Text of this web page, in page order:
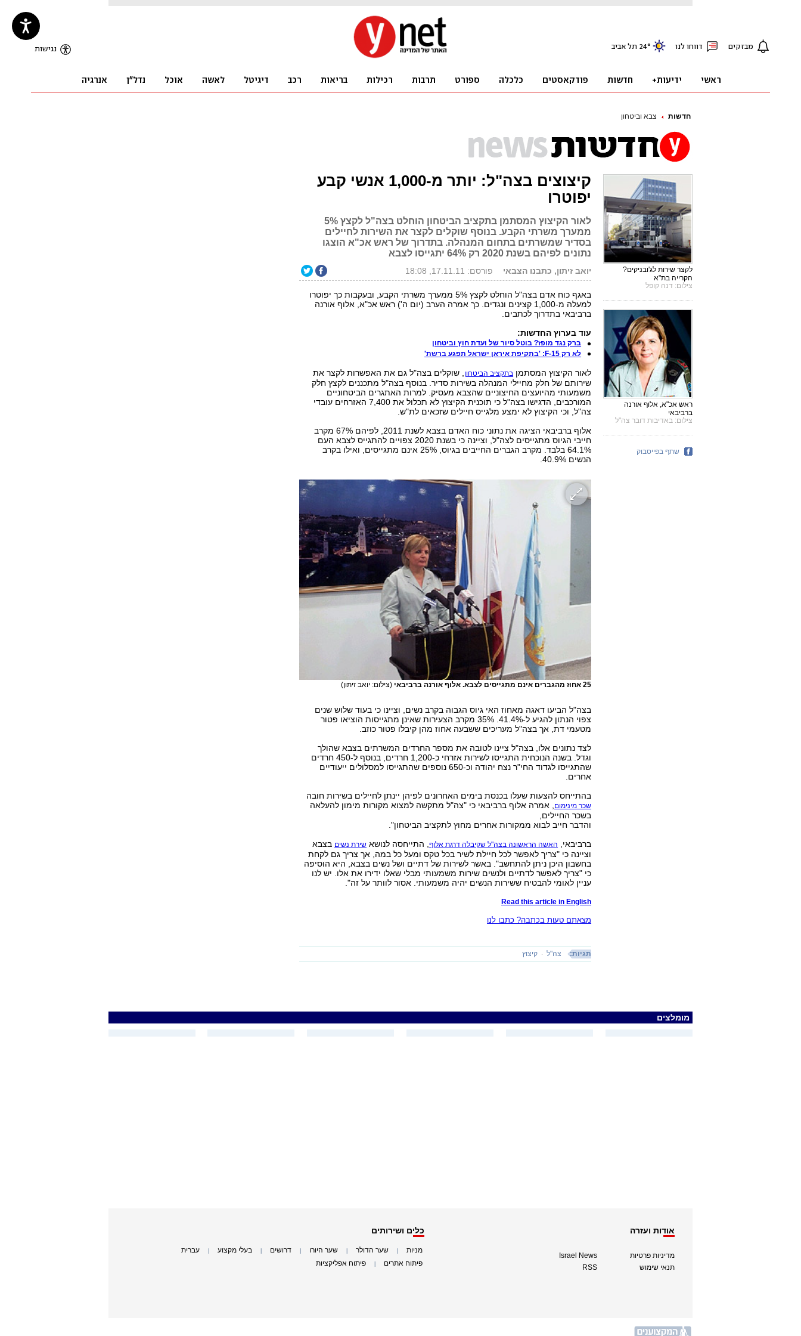
חדשות צבא וביטחון
קיצוצים בצה"ל: יותר מ-1,000 אנשי קבע
יפוטרו
לאור הקיצוץ המסתמן בתקציב הביטחון הוחלט בצה"ל לקצץ 5%
ממערך משרתי הקבע. בנוסף שוקלים לקצר את השירות לחיילים
בסדיר שמשרתים בתחום המנהלה. בתדרוך של ראש אכ"א הוצגו
נתונים לפיהם בשנת 2020 רק 64% יתגייסו לצבא
יואב זיתון, כתבנו הצבאי פורסם: 17.11.11, 18:08
באגף כוח אדם בצה"ל הוחלט לקצץ 5% ממערך משרתי הקבע, ובעקבות כך יפוטרו
למעלה מ-1,000 קצינים ונגדים. כך אמרה הערב (יום ה') ראש אכ"א, אלוף אורנה
ברביבאי בתדרוך לכתבים.
עוד בערוץ החדשות:
ברק נגד מופז? בוטל סיור של ועדת חוץ וביטחון
לא רק 15-F: 'בתקיפת איראן ישראל תפגע ברשת'
לאור הקיצוץ המסתמן בתקציב הביטחון
, שוקלים בצה"ל גם את האפשרות לקצר את
שירותם של חלק מחיילי המנהלה בשירות סדיר. בנוסף בצה"ל מתכננים לקצץ חלק
משמעותי מהיועצים החיצוניים שהצבא מעסיק. למרות האתגרים הביטחוניים
המורכבים, הדגישו בצה"ל כי תוכנית הקיצוץ לא תכלול את 7,400 האזרחים עובדי
צה"ל, וכי הקיצוץ לא ימצע מלגייס חיילים שזכאים לת"ש.
אלוף ברביבאי הציגה את נתוני כוח האדם בצבא לשנת 2011, לפיהם 67% מקרב
חייבי הגיוס מתגייסים לצה"ל, וציינה כי בשנת 2020 צפויים להתגייס לצבא העם
64.1% בלבד. מקרב הגברים החייבים בגיוס, 25% אינם מתגייסים, ואילו בקרב
הנשים 40.9%.
25 אחוז מהגברים אינם מתגייסים לצבא. אלוף אורנה ברביבאי (צילום: יואב זיתון)
בצה"ל הביעו דאגה מאחוז האי גיוס הגבוה בקרב נשים, וציינו כי בעוד שלוש שנים
צפוי הנתון להגיע ל-41.4%. 35% מקרב הצעירות שאינן מתגייסות הוציאו פטור
מטעמי דת, אך בצה"ל מעריכים ששבעה אחוז מהן קיבלו פטור כוזב.
לצד נתונים אלו, בצה"ל ציינו לטובה את מספר החרדים המשרתים בצבא שהולך
וגדל. בשנה הנוכחית התגייסו לשירות אזרחי כ-1,200 חרדים, בנוסף ל-450 חרדים
שהתגייסו לגדוד החי"ר נצח יהודה וכ-650 נוספים שהתגייסו למסלולים ייעודיים
אחרים.
בהתייחס להצעות שעלו בכנסת בימים האחרונים לפיהן יינתן לחיילים בשירות חובה
שכר מינימום, אמרה אלוף ברביבאי כי "צה"ל מתקשה למצוא מקורות מימון להעלאה
בשכר החיילים,
והדבר חייב לבוא ממקורות אחרים מחוץ לתקציב הביטחון".
ברביבאי, האשה הראשונה בצה"ל שקיבלה דרגת אלוף, התייחסה לנושא שירת נשים בצבא
וציינה כי "צריך לאפשר לכל חיילת לשיר בכל טקס ומעל כל במה, אך צריך גם לקחת
בחשבון היכן ניתן להתחשב". באשר לשירות של דתיים ושל נשים בצבא, היא הוסיפה
כי "צריך לאפשר לדתיים ולנשים שירות משמעותי מבלי שאלו ידירו את אלו. יש לנו
עניין לאומי להבטיח ששירות הנשים יהיה משמעותי. אסור לוותר על זה".
Read this article in English
מצאתם טעות בכתבה? כתבו לנו
תגיות: צה"ל קיצוץ
לקצר שירות לג'ובניקים?
הקרייה בת"א
צילום: דנה קופל
ראש אכ"א, אלוף אורנה
ברביבאי
צילום: באדיבות דובר צה"ל
שתף בפייסבוק
מומלצים
אודות ועזרה
מדיניות פרטיות
תנאי שימוש
Israel News
RSS
כלים ושירותים
מניות שער הדולר שער היורו דרושים בעלי מקצוע עברית
פיתוח אתרים פיתוח אפליקציות